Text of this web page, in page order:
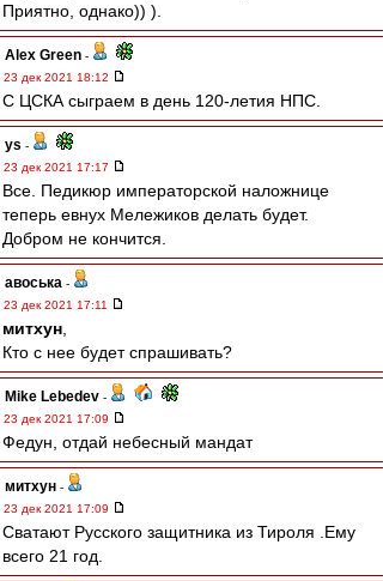
Приятно, однако)) ).
Alex Green -
23 дек 2021 18:12
С ЦСКА сыграем в день 120-летия НПС.
ys -
23 дек 2021 17:17
Все. Педикюр императорской наложнице
теперь евнух Мележиков делать будет.
Добром не кончится.
авоська -
23 дек 2021 17:11
митхун
Кто с нее будет спрашивать?
Mike Lebedev -
23 дек 2021 17:09
Федун, отдай небесный мандат
митхун -
23 дек 2021 17:09
Сватают Русского защитника из Тироля .Ему
всего 21 год.